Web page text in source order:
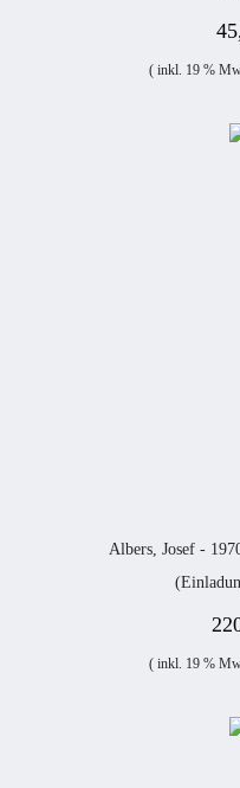
( inkl. 19 %
Albers, Josef -
( inkl. 19 %